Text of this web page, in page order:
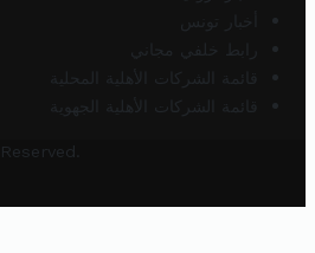
أخبار تونس
رابط خلفي مجاني
قائمة الشركات الأهلية المحلية
قائمة الشركات الأهلية الجهوية